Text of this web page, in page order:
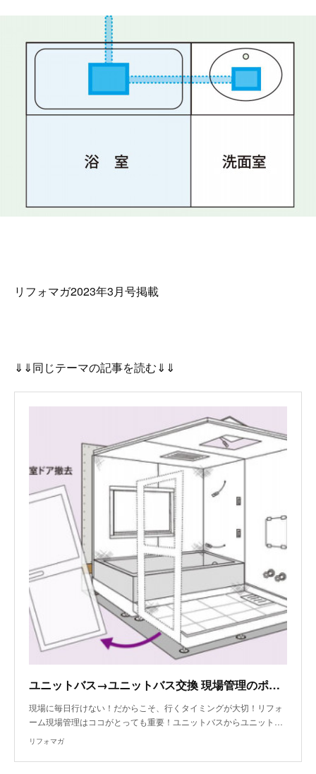
リフォマガ2023年3月号掲載
⇓⇓同じテーマの記事を読む⇓⇓
ユニットバス→ユニットバス交換 現場管理のポイント～ユニットバス解体
現場に毎日行けない！だからこそ、行くタイミングが大切！リフォ
ーム現場管理はココがとっても重要！ユニットバスからユニット…
リフォマガ